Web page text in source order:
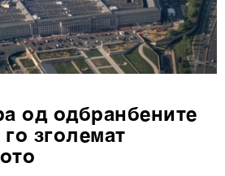
од одбранбените
зголемат